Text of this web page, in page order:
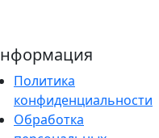
Политика
конфиденциальности
Обработка